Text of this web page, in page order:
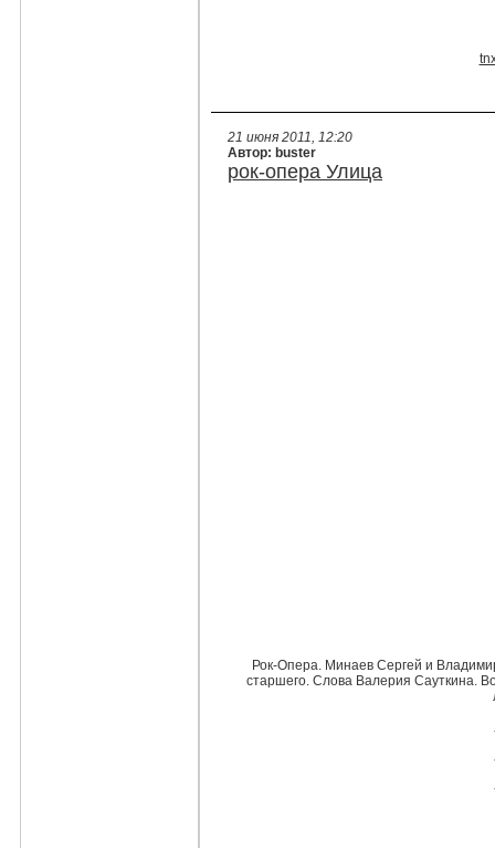
21 июня 2011, 12:20
Автор: buster
рок-опера Улица
Рок-Опера. Минаев Сергей и
старшего. Слова Валерия Сауткина.